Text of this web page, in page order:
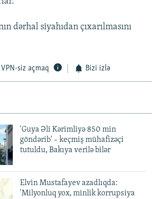
dərhal siyahıdan çıxarılmasını
VPN-siz açmaq Bizi izlə
'Guya Əli Kərimliyə 850 min
göndərib' – keçmiş mühafizəçi
tutuldu, Bakıya verilə bilər
Elvin Mustafayev azadlıqda:
'Milyonluq yox, minlik korrupsiya